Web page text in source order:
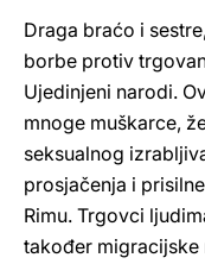
Draga braćo i
borbe protiv
Ujedinjeni narodi.
mnoge muškarce,
seksualnog
prosjačenja i
Rimu. Trgovci
također migracijske